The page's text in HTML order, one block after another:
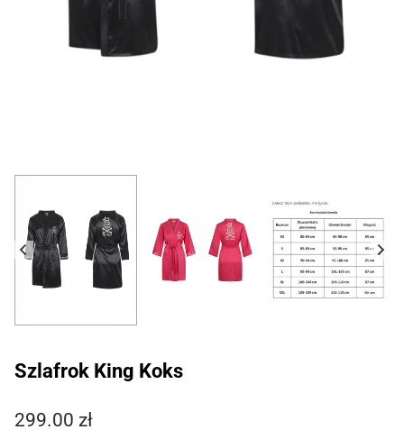
Szlafrok King Koks
299.00 zł